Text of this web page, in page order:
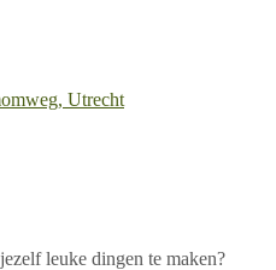
Utrecht
leuke dingen te maken?